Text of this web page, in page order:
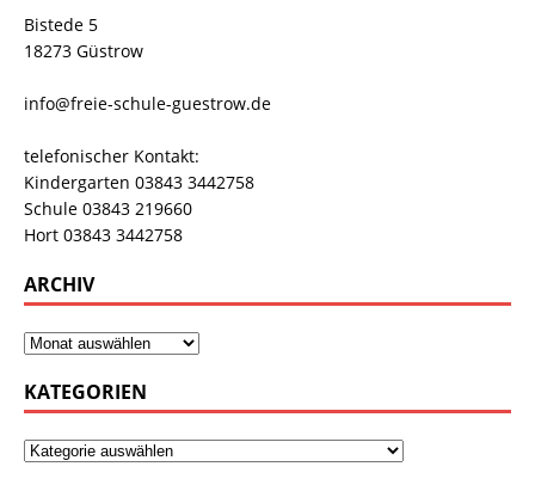
Bistede 5
18273 Güstrow
info@freie-schule-guestrow.de
telefonischer Kontakt:
Kindergarten 03843 3442758
Schule 03843 219660
Hort 03843 3442758
ARCHIV
KATEGORIEN